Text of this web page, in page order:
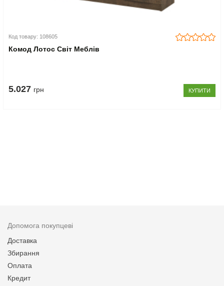
Код товару: 108605
Комод Лотос Світ Меблів
5.027 грн КУПИТИ
Допомога покупцеві
Доставка
Збирання
Оплата
Кредит